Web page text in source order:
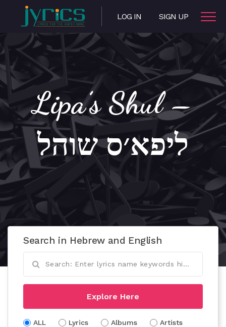
LOG IN SIGN UP
Lipa’s Shul –
ליפא׳ס שוהל
Search in Hebrew and English
Explore Here
ALL Lyrics Albums Artists